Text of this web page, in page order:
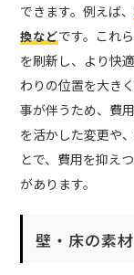
できます。例えば、
換などです。これ
を刷新し、より快
わりの位置を大き
事が伴うため、費
を活かした変更や
とで、費用を抑え
があります。
壁・床の素